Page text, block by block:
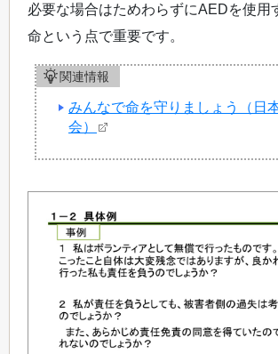
必要な場合はためわらずにAEDを使用
命という点で重要です。
関連情報
みんなで命を守りましょう（日
会）